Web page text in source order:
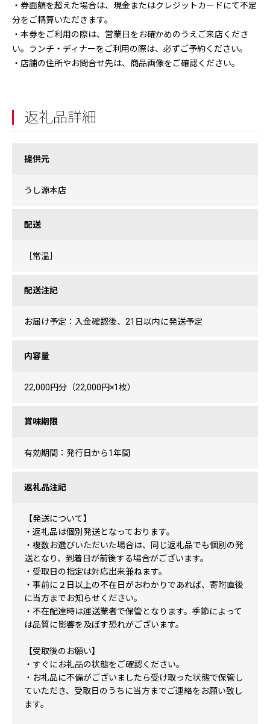
・券面額を超えた場合は、現金またはクレジットカードにて不足
分をご精算いただきます。
・本券をご利用の際は、営業日をお確かめのうえご来店くださ
い。ランチ・ディナーをご利用の際は、必ずご予約ください。
・店舗の住所やお問合せ先は、商品画像をご確認ください。
返礼品詳細
提供元
うし源本店
配送
［常温］
配送注記
お届け予定：入金確認後、21日以内に発送予定
内容量
22,000円分（22,000円×1枚）
賞味期限
有効期間：発行日から1年間
返礼品注記
【発送について】
・返礼品は個別発送となっております。
・複数お選びいただいた場合は、同じ返礼品でも個別の発
送となり、到着日が前後する場合がございます。
・受取日の指定は対応出来兼ねます。
・事前に２日以上の不在日がおわかりであれば、寄附直後
に当方までお知らせください。
・不在配達時は運送業者で保管となります。季節によって
は品質に影響を及ぼす恐れがございます。
【受取後のお願い】
・すぐにお礼品の状態をご確認ください。
・お礼品に不備がございましたら受け取った状態で保管し
ていただき、受取日のうちに当方までご連絡をお願い致し
ます。